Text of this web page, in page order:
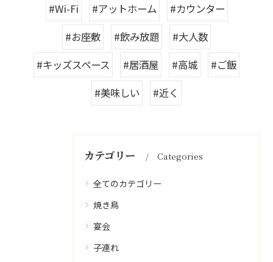
#Wi-Fi
#アットホーム
#カウンター
#お座敷
#飲み放題
#大人数
#キッズスペース
#居酒屋 #高城
#ご飯
#美味しい
#近く
カテゴリー Categories
全てのカテゴリー
焼き鳥
宴会
子連れ